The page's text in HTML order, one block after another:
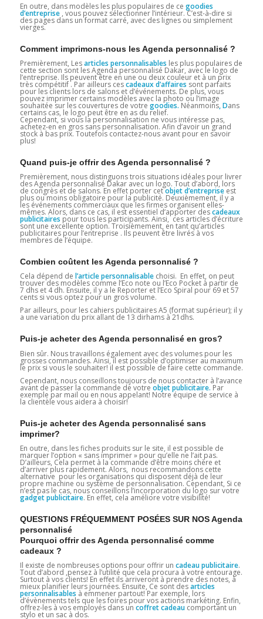
En outre, dans modèles les plus populaires de ce goodies
d’entreprise, vous pouvez sélectionner l’intérieur. C’est-à-dire si
des pages dans un format carré, avec des lignes ou simplement
vierges.
Comment imprimons-nous les Agenda personnalisé ?
Premièrement, Lesarticles personnalisables les plus populaires de
cette section sont les Agenda personnalisé Dakar, avec le logo de
l’entreprise. Ils peuvent être en une ou deux couleur et à un prix
très compétitif . Par ailleurs cescadeaux d’affaires sont parfaits
pour les clients lors de salons et d’événements. De plus, vous
pouvez imprimer certains modèles avec la photo ou l’image
souhaitée sur les couvertures de votre goodies. Néanmoins, Dans
certains cas, le logo peut être en as du relief.
Cependant, si vous la personnalisation ne vous intéresse pas,
achetez-en en gros sans personnalisation. Afin d’avoir un grand
stock à bas prix. Toutefois contactez-nous avant pour en savoir
plus!
Quand puis-je offrir des Agenda personnalisé ?
Premièrement, nous distinguons trois situations idéales pour livrer
des Agenda personnalisé Dakar avec un logo. Tout d’abord, lors
de congrès et de salons. En effet porter cetobjet d’entrepriseest
plus ou moins obligatoire pour la publicité. Deuxièmement, il y a
les événements commerciaux que les firmes organisent elles-
mêmes. Alors, dans ce cas, il est essentiel d’apporter descadeaux
publicitaires pour tous les participants. Ainsi, ces articles d’écriture
sont une excellente option. Troisièmement, en tant qu’articles
publicitaires pour l’entreprise . Ils peuvent être livrés à vos
membres de l’équipe.
Combien coûtent les Agenda personnalisé ?
Cela dépend de l’article personnalisablechoisi. En effet, on peut
trouver des modèles comme l’Eco note ou l’Eco Pocket à partir de
7 dhs et 4 dh. Ensuite, il y a le Reporter et l’Eco Spiral pour 69 et 57
cents si vous optez pour un gros volume.
Par ailleurs, pour les cahiers publicitaires A5 (format supérieur); il y
a une variation du prix allant de 13 dirhams à 21dhs.
Puis-je acheter des Agenda personnalisé en gros?
Bien sûr. Nous travaillons également avec des volumes pour les
grosses commandes. Ainsi, il est possible d’optimiser au maximum
le prix si vous le souhaiter! il est possible de faire cette commande.
Cependant, nous conseillons toujours de nous contacter à l’avance
avant de passer la commande de votre objet publicitaire. Par
exemple par mail ou en nous appelant! Notre équipe de service à
la clientèle vous aidera à choisir!
Puis-je acheter des Agenda personnalisé sans
imprimer?
En outre, dans les fiches produits sur le site, il est possible de
marquer l’option « sans imprimer » pour qu’elle ne l’ait pas.
D’ailleurs, Cela permet à la commande d’être moins chère et
d’arriver plus rapidement. Alors, nous recommandons cette
alternative pour les organisations qui disposent déjà de leur
propre machine ou système de personnalisation. Cependant, Si ce
n’est pas le cas, nous conseillons l’incorporation du logo sur votre
gadget publicitaire. En effet, cela améliore votre visibilité!
QUESTIONS FRÉQUEMMENT POSÉES SUR NOS Agenda
personnalisé
Pourquoi offrir des Agenda personnalisé comme
cadeaux ?
Il existe de nombreuses options pour offrir un cadeau publicitaire.
Tout d’abord ,pensez à l’utilité que cela procura à votre entourage.
Surtout à vos clients! En effet ils arriveront à prendre des notes, à
mieux planifier leurs journées. Ensuite, Ce sont desarticles
personnalisables à emmener partout! Par exemple, lors
d’évènements tels que les foires pour vos actions markéting. Enfin,
offrez-les à vos employés dans un coffret cadeau comportant un
stylo et un sac à dos.